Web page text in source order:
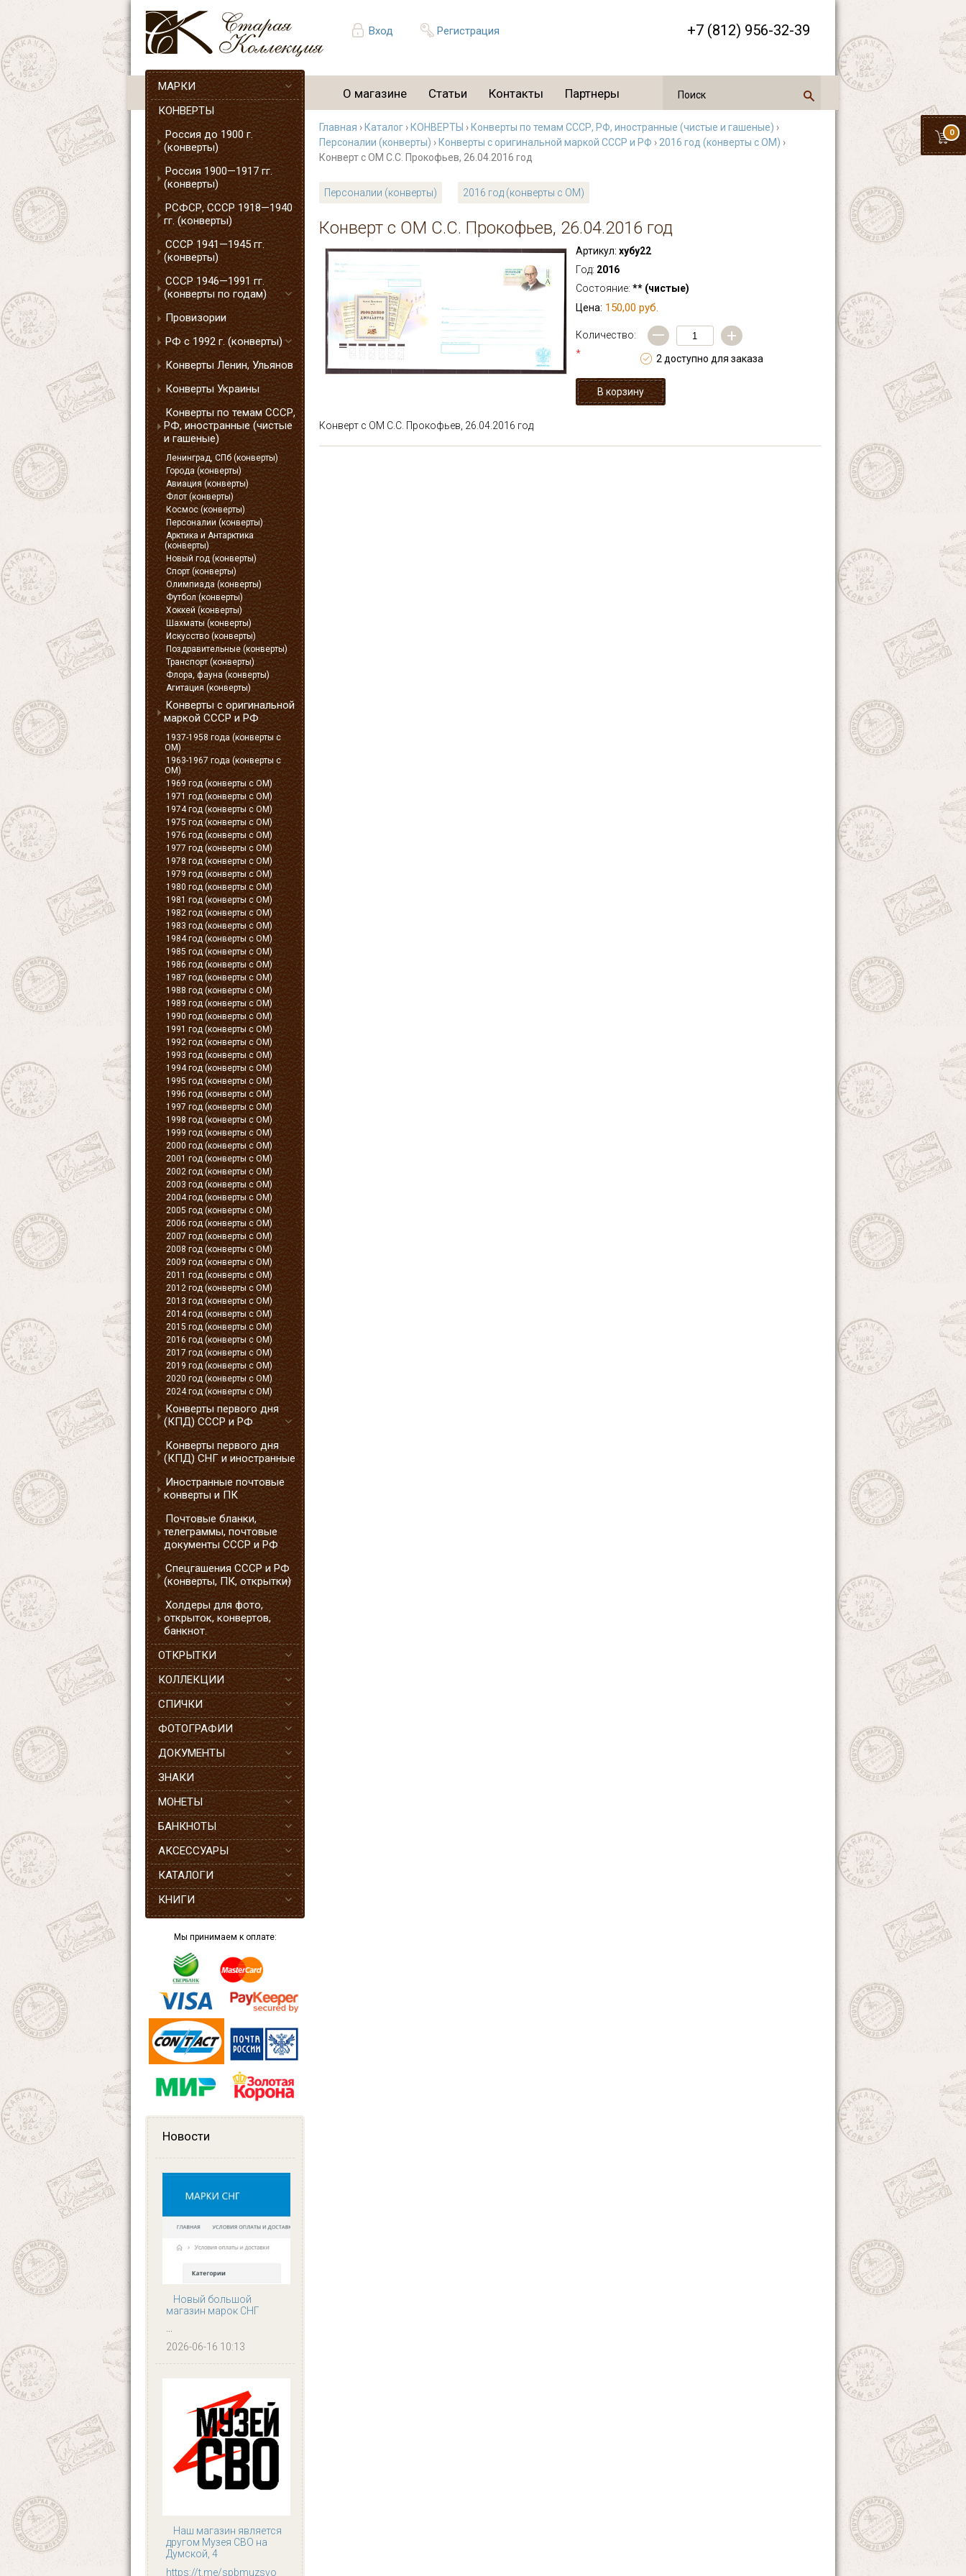
Вход Регистрация +7 (812) 956-32-39
0
О магазине Статьи Контакты Партнеры
МАРКИ
КОНВЕРТЫ
Россия до 1900 г.
(конверты)
Россия 1900—1917 гг.
(конверты)
РСФСР, СССР 1918—1940
гг. (конверты)
СССР 1941—1945 гг.
(конверты)
СССР 1946—1991 гг.
(конверты по годам)
Провизории
РФ с 1992 г. (конверты)
Конверты Ленин, Ульянов
Конверты Украины
Конверты по темам СССР,
РФ, иностранные (чистые
и гашеные)
Ленинград, СПб (конверты)
Города (конверты)
Авиация (конверты)
Флот (конверты)
Космос (конверты)
Персоналии (конверты)
Арктика и Антарктика
(конверты)
Новый год (конверты)
Спорт (конверты)
Олимпиада (конверты)
Футбол (конверты)
Хоккей (конверты)
Шахматы (конверты)
Искусство (конверты)
Поздравительные (конверты)
Транспорт (конверты)
Флора, фауна (конверты)
Агитация (конверты)
Конверты с оригинальной
маркой СССР и РФ
1937-1958 года (конверты с
ОМ)
1963-1967 года (конверты с
ОМ)
1969 год (конверты с ОМ)
1971 год (конверты с ОМ)
1974 год (конверты с ОМ)
1975 год (конверты с ОМ)
1976 год (конверты с ОМ)
1977 год (конверты с ОМ)
1978 год (конверты с ОМ)
1979 год (конверты с ОМ)
1980 год (конверты с ОМ)
1981 год (конверты с ОМ)
1982 год (конверты с ОМ)
1983 год (конверты с ОМ)
1984 год (конверты с ОМ)
1985 год (конверты с ОМ)
1986 год (конверты с ОМ)
1987 год (конверты с ОМ)
1988 год (конверты с ОМ)
1989 год (конверты с ОМ)
1990 год (конверты с ОМ)
1991 год (конверты с ОМ)
1992 год (конверты с ОМ)
1993 год (конверты с ОМ)
1994 год (конверты с ОМ)
1995 год (конверты с ОМ)
1996 год (конверты с ОМ)
1997 год (конверты с ОМ)
1998 год (конверты с ОМ)
1999 год (конверты с ОМ)
2000 год (конверты с ОМ)
2001 год (конверты с ОМ)
2002 год (конверты с ОМ)
2003 год (конверты с ОМ)
2004 год (конверты с ОМ)
2005 год (конверты с ОМ)
2006 год (конверты с ОМ)
2007 год (конверты с ОМ)
2008 год (конверты с ОМ)
2009 год (конверты с ОМ)
2011 год (конверты с ОМ)
2012 год (конверты с ОМ)
2013 год (конверты с ОМ)
2014 год (конверты с ОМ)
2015 год (конверты с ОМ)
2016 год (конверты с ОМ)
2017 год (конверты с ОМ)
2019 год (конверты с ОМ)
2020 год (конверты с ОМ)
2024 год (конверты с ОМ)
Конверты первого дня
(КПД) СССР и РФ
Конверты первого дня
(КПД) СНГ и иностранные
Иностранные почтовые
конверты и ПК
Почтовые бланки,
телеграммы, почтовые
документы СССР и РФ
Спецгашения СССР и РФ
(конверты, ПК, открытки)
Холдеры для фото,
открыток, конвертов,
банкнот.
ОТКРЫТКИ
КОЛЛЕКЦИИ
СПИЧКИ
ФОТОГРАФИИ
ДОКУМЕНТЫ
ЗНАКИ
МОНЕТЫ
БАНКНОТЫ
АКСЕССУАРЫ
КАТАЛОГИ
КНИГИ
Мы принимаем к оплате:
Новости
Новый большой
магазин марок СНГ
...
2026-06-16 10:13
Наш магазин является
другом Музея СВО на
Думской, 4
https://t.me/spbmuzsvo
Главная › Каталог › КОНВЕРТЫ › Конверты по темам СССР, РФ, иностранные (чистые и гашеные) ›
Персоналии (конверты) › Конверты с оригинальной маркой СССР и РФ › 2016 год (конверты с ОМ) ›
Конверт с ОМ С.С. Прокофьев, 26.04.2016 год
Персоналии (конверты) 2016 год (конверты с ОМ)
Конверт с ОМ С.С. Прокофьев, 26.04.2016 год
Артикул: хубу22
Год: 2016
Состояние: ** (чистые)
Цена: 150,00 руб.
Количество:
*
— +
2 доступно для заказа
Конверт с ОМ С.С. Прокофьев, 26.04.2016 год